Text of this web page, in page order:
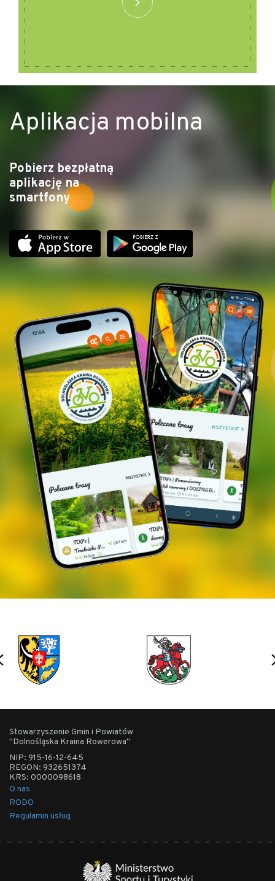
Aplikacja mobilna
Pobierz bezpłatną
aplikację na
smartfony
Stowarzyszenie Gmin i Powiatów
"Dolnośląska Kraina Rowerowa"
NIP: 915-16-12-645
REGON: 932651374
KRS: 0000098618
O nas
RODO
Regulamin usług